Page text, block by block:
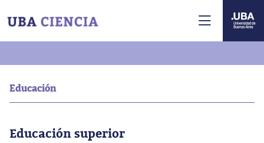
Educación
Educación superior